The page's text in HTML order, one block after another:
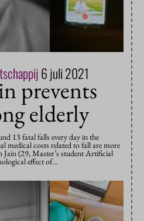
6 juli 2021
prevents
elderly
13 fatal falls every day in the
medical costs related to fall are more
(29, Master’s student Artificial
effect of…